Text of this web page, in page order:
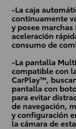
-La caja
continuamente
y posee
aceleración
consumo de
-La pantalla
compatible con
CarPlay™,
pantalla con
para evitar
de navegación,
y configuración
la cámara de